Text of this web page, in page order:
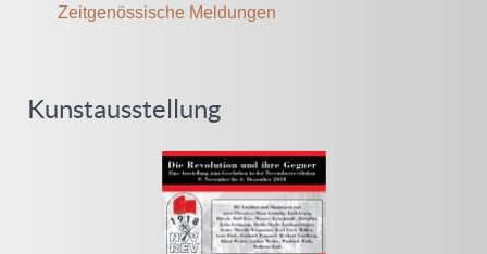
Zeitgenössische Meldungen
Kunstausstellung